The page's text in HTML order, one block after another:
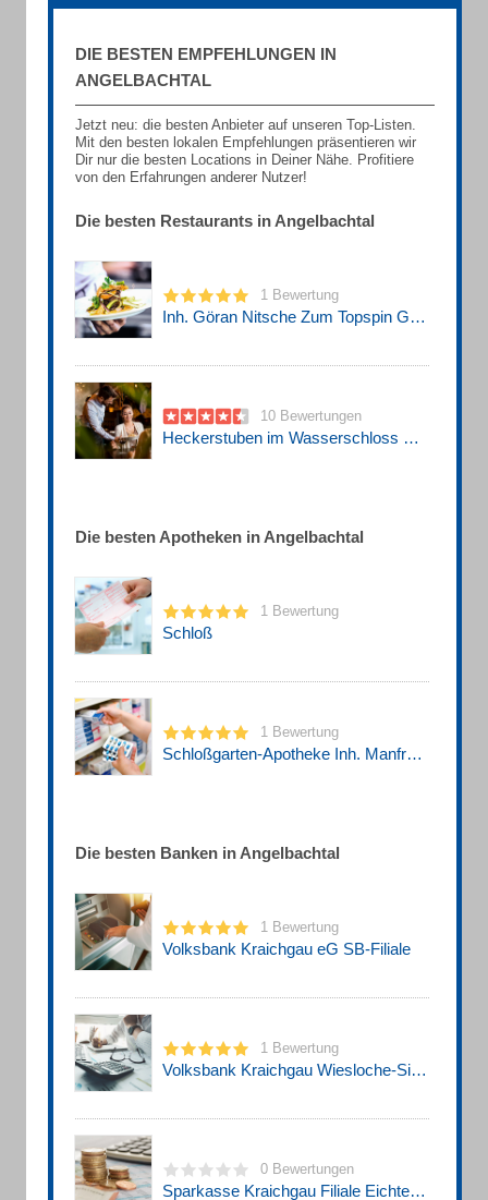
DIE BESTEN EMPFEHLUNGEN IN
ANGELBACHTAL
Jetzt neu: die besten Anbieter auf unseren Top-Listen.
Mit den besten lokalen Empfehlungen präsentieren wir
Dir nur die besten Locations in Deiner Nähe. Profitiere
von den Erfahrungen anderer Nutzer!
Die besten Restaurants in Angelbachtal
1 Bewertung
Inh. Göran Nitsche Zum Topspin Gaststätte
10 Bewertungen
Heckerstuben im Wasserschloss Eichtersheim Restaurant
Die besten Apotheken in Angelbachtal
1 Bewertung
Schloß
1 Bewertung
Schloßgarten-Apotheke Inh. Manfred Althammer
Die besten Banken in Angelbachtal
1 Bewertung
Volksbank Kraichgau eG SB-Filiale
1 Bewertung
Volksbank Kraichgau Wiesloche-Sinsheim eG Filiale Eichtersheim
0 Bewertungen
Sparkasse Kraichgau Filiale Eichtersheim